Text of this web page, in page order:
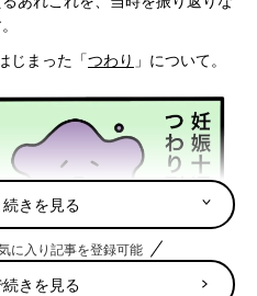
じまった「つわり 」について。
きを見る
に入り記事を登録可能
きを見る